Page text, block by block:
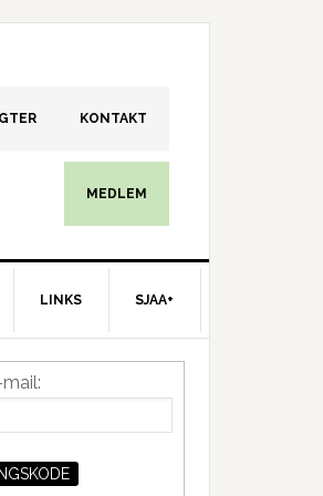
KONTAKT
MEDLEM
LINKS SJAA+